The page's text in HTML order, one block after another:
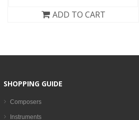
ADD TO CART
SHOPPING GUIDE
Composers
Instruments